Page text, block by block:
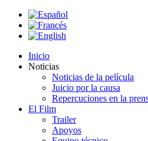
Inicio
Noticias
Noticias de la película
Juicio por la causa
Repercuciones en la
El Film
Trailer
Apoyos